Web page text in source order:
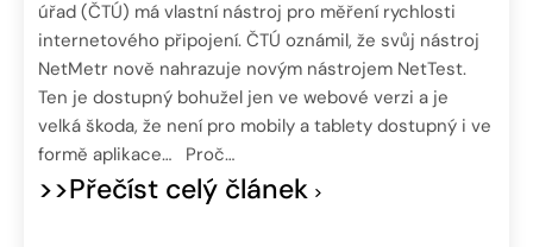
úřad (ČTÚ) má vlastní nástroj pro měření rychlosti
internetového připojení. ČTÚ oznámil, že svůj nástroj
NetMetr nově nahrazuje novým nástrojem NetTest.
Ten je dostupný bohužel jen ve webové verzi a je
velká škoda, že není pro mobily a tablety dostupný i ve
formě aplikace… Proč…
>>Přečíst celý článek